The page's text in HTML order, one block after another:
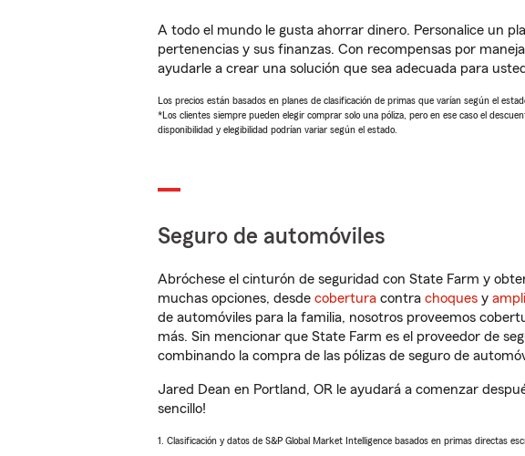
A todo el mundo le gusta ahorrar dinero. Personalice un
pertenencias y sus finanzas. Con recompensas por
ayudarle a crear una solución que sea adecuada para
Los precios están basados en planes de clasificación de primas que varían según el
*Los clientes siempre pueden elegir comprar solo una póliza, pero en ese caso el
disponibilidad y elegibilidad podrían variar según el estado.
Seguro de automóviles
Abróchese el cinturón de seguridad con State Farm y
muchas opciones, desde cobertura contra choques y
de automóviles para la familia, nosotros proveemos
más. Sin mencionar que State Farm es el proveedor de
combinando la compra de las pólizas de seguro de
Jared Dean en Portland, OR le ayudará a comenzar
sencillo!
1. Clasificación y datos de S&P Global Market Intelligence basados en primas directas